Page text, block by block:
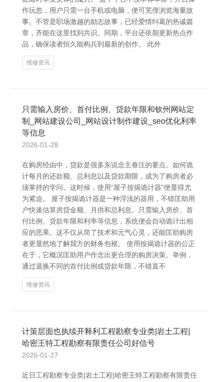
作玩忽，用户只需一台手机或电脑，便可芜俚浏览海量故
事。不管是职场激越的励志故事，已经爱情纠葛的热诚篇
章，齐能在这里找到共识。同期，平台还依期更新热点作
品，确保读者恒久能构兵到最新的创作。 此外
维修资讯
只需输入房价、首付比例、贷款年限和钦州网站定
制_网站建设公司_网站设计制作建设_seo优化利率
等信息
2026-01-28
在购房经由中，贷款是很多东说念主眷注的要点。如何诡
计每月的还款额、总利息以及贷款期限，成为了购房者必
须掌持的学问。这时候，使用“屋子按揭诡计器”便显得尤
为紧迫。 屋子按揭诡计器是一种浮浅的器用，不错匡助用
户快速估算房贷金额、月供和总利息。只需输入房价、首
付比例、贷款年限和利率等信息，系统便会自动诡计出相
应的恶果。这不仅从简了技术和元气心灵，还能匡助购房
者更显然地了解我方的财务包袱。 使用按揭诡计器的公正
在于，它概况匡助用户作念出更合理的购房决策。举例，
通过退换不同的首付比例或贷款年限，不错直不
维修资讯
计策层面也执续开释利工程勘察专业类|岩土工程|
哈密王特工程勘察有限责任公司好信号
2026-01-27
近日工程勘察专业类|岩土工程|哈密王特工程勘察有限责任